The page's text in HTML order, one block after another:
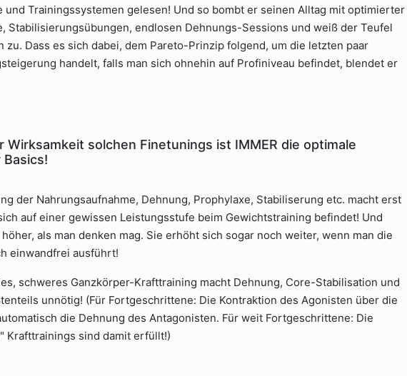
und Trainingssystemen gelesen! Und so bombt er seinen Alltag mit optimierter
Stabilisierungsübungen, endlosen Dehnungs-Sessions und weiß der Teufel
zu. Dass es sich dabei, dem Pareto-Prinzip folgend, um die letzten paar
handelt, falls man sich ohnehin auf Profiniveau befindet, blendet er
Wirksamkeit solchen Finetunings ist IMMER die optimale
der Nahrungsaufnahme, Dehnung, Prophylaxe, Stabiliserung etc. macht erst
auf einer gewissen Leistungsstufe beim Gewichtstraining befindet! Und
als man denken mag. Sie erhöht sich sogar noch weiter, wenn man die
einwandfrei ausführt!
schweres Ganzkörper-Krafttraining macht Dehnung, Core-Stabilisation und
unnötig! (Für Fortgeschrittene: Die Kontraktion des Agonisten über die
die Dehnung des Antagonisten. Für weit Fortgeschrittene: Die
Krafttrainings sind damit erfüllt!)